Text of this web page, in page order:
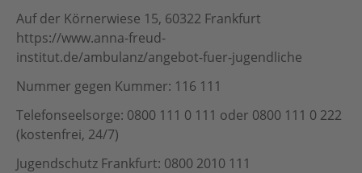
Auf der Körnerwiese 15, 60322 Frankfurt
https://www.anna-freud-
institut.de/ambulanz/angebot-fuer-jugendliche
Nummer gegen Kummer: 116 111
Telefonseelsorge: 0800 111 0 111 oder 0800 111 0 222
(kostenfrei, 24/7)
Jugendschutz Frankfurt: 0800 2010 111